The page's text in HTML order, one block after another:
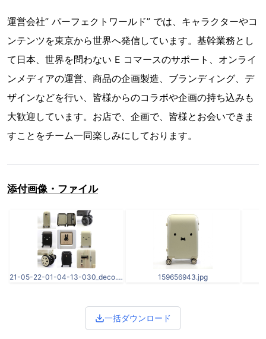
運営会社” パーフェクトワールド” では、キャラクターやコ
ンテンツを東京から世界へ発信しています。基幹業務とし
て日本、世界を問わない E コマースのサポート、オンライ
ンメディアの運営、商品の企画製造、ブランディング、デ
ザインなどを行い、皆様からのコラボや企画の持ち込みも
大歓迎しています。お店で、企画で、皆様とお会いできま
すことをチーム一同楽しみにしております。
添付画像・ファイル
21-05-22-01-04-13-030_deco.jpg 159656943.jpg
一括ダウンロード